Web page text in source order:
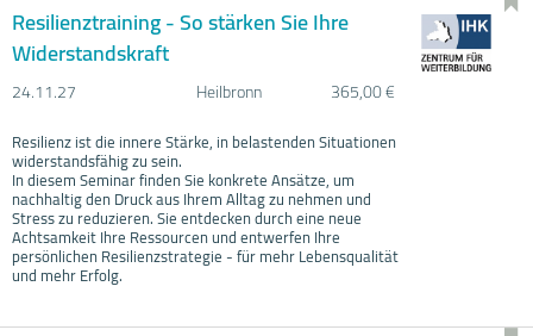
Resilienztraining - So stärken Sie Ihre
Widerstandskraft
24.11.27 Heilbronn 365,00 €
Resilienz ist die innere Stärke, in belastenden Situationen
widerstandsfähig zu sein.
In diesem Seminar finden Sie konkrete Ansätze, um
nachhaltig den Druck aus Ihrem Alltag zu nehmen und
Stress zu reduzieren. Sie entdecken durch eine neue
Achtsamkeit Ihre Ressourcen und entwerfen Ihre
persönlichen Resilienzstrategie - für mehr Lebensqualität
und mehr Erfolg.